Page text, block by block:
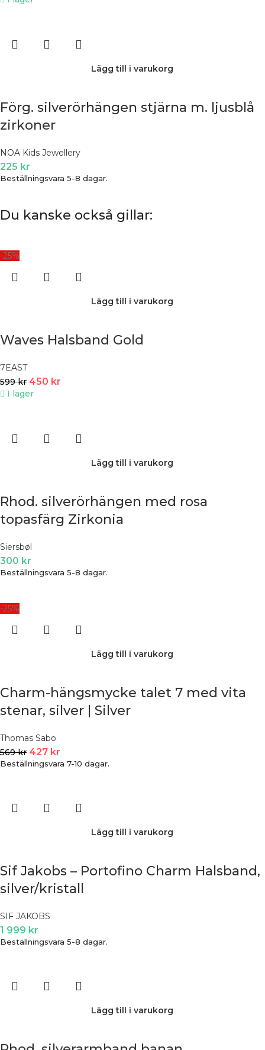
Lägg till i varukorg
Förg. silverörhängen stjärna m. ljusblå
zirkoner
NOA Kids Jewellery
225 kr
Beställningsvara 5-8 dagar.
Du kanske också gillar:
-25%
Lägg till i varukorg
Waves Halsband Gold
7EAST
599kr 450 kr
I lager
Lägg till i varukorg
Rhod. silverörhängen med rosa
topasfärg Zirkonia
Siersbøl
300 kr
Beställningsvara 5-8 dagar.
-25%
Lägg till i varukorg
Charm-hängsmycke talet 7 med vita
stenar, silver | Silver
Thomas Sabo
569kr 427 kr
Beställningsvara 7-10 dagar.
Lägg till i varukorg
Sif Jakobs – Portofino Charm Halsband,
silver/kristall
SIF JAKOBS
1 999 kr
Beställningsvara 5-8 dagar.
Lägg till i varukorg